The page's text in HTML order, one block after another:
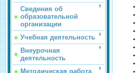
Сведения об
образовательной
организации
Учебная деятельность
Внеурочная
деятельность
Методическая работа